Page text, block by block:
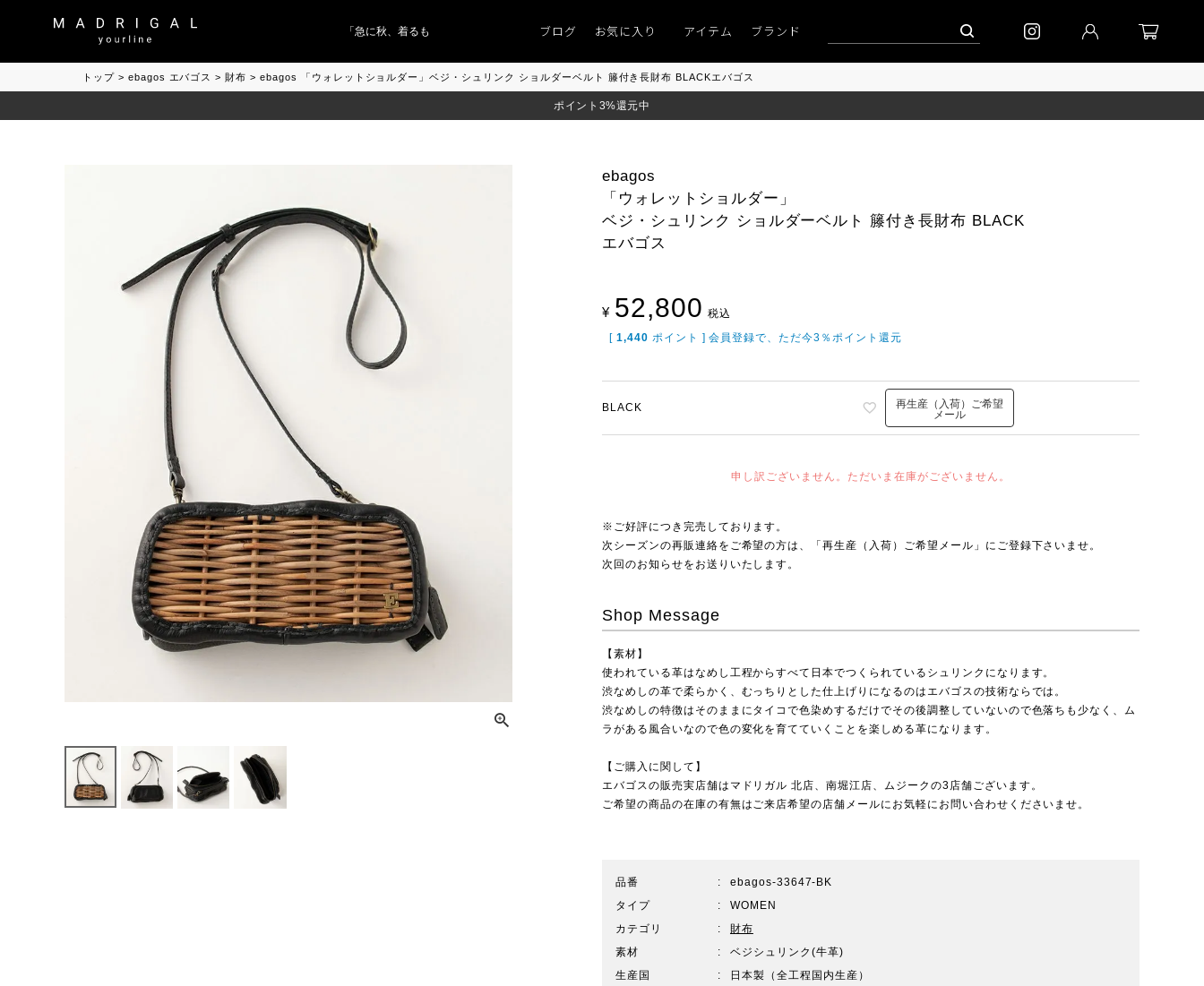
「急に秋、着るものがない」 「キレイなニット」 ポイント9％「マンスリーポイントキャンペーン」 到着｜2026AW「シフォンニット」 到着｜2026AW「マガジン」
ブログ お気に入り アイテム ブランド
トップ ebagos エバゴス 財布 ebagos 「ウォレットショルダー」ベジ・シュリンク ショルダーベルト 籐付き長財布 BLACKエバゴス
ポイント3%還元中
ebagos
「ウォレットショルダー」
ベジ・シュリンク ショルダーベルト 籐付き長財布 BLACK
エバゴス
¥ 52,800 税込
[ 1,440 ポイント ] 会員登録で、ただ今3％ポイント還元
BLACK
再生産（入荷）ご希望
メール
申し訳ございません。ただいま在庫がございません。
※ご好評につき完売しております。
次シーズンの再販連絡をご希望の方は、「再生産（入荷）ご希望メール」にご登録下さいませ。
次回のお知らせをお送りいたします。
Shop Message
【素材】
使われている革はなめし工程からすべて日本でつくられているシュリンクになります。
渋なめしの革で柔らかく、むっちりとした仕上げりになるのはエバゴスの技術ならでは。
渋なめしの特徴はそのままにタイコで色染めするだけでその後調整していないので色落ちも少なく、ム
ラがある風合いなので色の変化を育てていくことを楽しめる革になります。
【ご購入に関して】
エバゴスの販売実店舗は マドリガル 北店 、南堀江店 ムジーク の3店舗ございます。
ご希望の商品の在庫の有無はご来店希望の店舗メールにお気軽にお問い合わせくださいませ。
品番
ebagos-33647-BK
タイプ
WOMEN
カテゴリ
財布
素材
ベジシュリンク(牛革)
生産国
日本製（全工程国内生産）